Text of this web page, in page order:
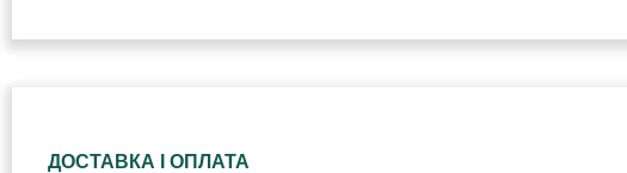
ДОСТАВКА І ОПЛАТА